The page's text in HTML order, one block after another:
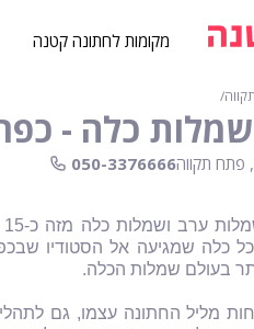
מקומות לחתונה קטנה
∕
כלה -
050-3376666
כלה שמגיעה אל הסטודיו
בעולם שמלות הכלה.
מליל החתונה עצמו, גם